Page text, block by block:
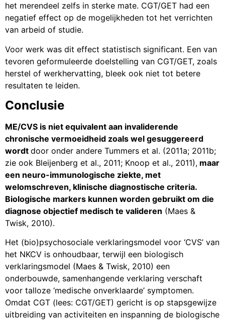
het merendeel zelfs in sterke mate. CGT/GET had een
negatief effect op de mogelijkheden tot het verrichten
van arbeid of studie.
Voor werk was dit effect statistisch significant. Een van
tevoren geformuleerde doelstelling van CGT/GET, zoals
herstel of werkhervatting, bleek ook niet tot betere
resultaten te leiden.
Conclusie
ME/CVS is niet equivalent aan invaliderende
chronische vermoeidheid zoals wel gesuggereerd
wordt door onder andere Tummers et al. (2011a; 2011b;
zie ook Bleijenberg et al., 2011; Knoop et al., 2011), maar
een neuro-immunologische ziekte, met
welomschreven, klinische diagnostische criteria.
Biologische markers kunnen worden gebruikt om die
diagnose objectief medisch te valideren (Maes &
Twisk, 2010).
Het (bio)psychosociale verklaringsmodel voor ‘CVS’ van
het NKCV is onhoudbaar, terwijl een biologisch
verklaringsmodel (Maes & Twisk, 2010) een
onderbouwde, samenhangende verklaring verschaft
voor talloze ‘medische onverklaarde’ symptomen.
Omdat CGT (lees: CGT/GET) gericht is op stapsgewijze
uitbreiding van activiteiten en inspanning de biologische